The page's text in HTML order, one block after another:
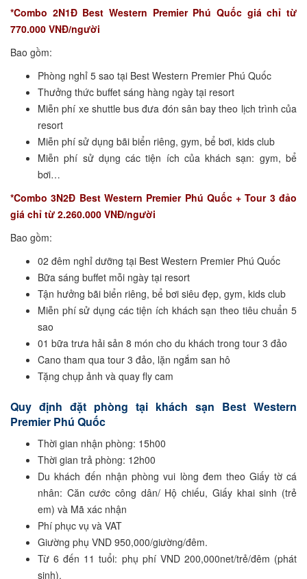
*Combo 2N1Đ Best Western Premier Phú Quốc giá chỉ từ
770.000 VNĐ/người
Bao gồm:
Phòng nghỉ 5 sao tại Best Western Premier Phú Quốc
Thưởng thức buffet sáng hàng ngày tại resort
Miễn phí xe shuttle bus đưa đón sân bay theo lịch trình của
resort
Miễn phí sử dụng bãi biển riêng, gym, bể bơi, kids club
Miễn phí sử dụng các tiện ích của khách sạn: gym, bể
bơi…
*Combo 3N2Đ Best Western Premier Phú Quốc + Tour 3 đảo
giá chỉ từ 2.260.000 VNĐ/người
Bao gồm:
02 đêm nghỉ dưỡng tại Best Western Premier Phú Quốc
Bữa sáng buffet mỗi ngày tại resort
Tận hưởng bãi biển riêng, bể bơi siêu đẹp, gym, kids club
Miễn phí sử dụng các tiện ích khách sạn theo tiêu chuẩn 5
sao
01 bữa trưa hải sản 8 món cho du khách trong tour 3 đảo
Cano tham qua tour 3 đảo, lặn ngắm san hô
Tặng chụp ảnh và quay fly cam
Quy định đặt phòng tại khách sạn Best Western
Premier Phú Quốc
Thời gian nhận phòng: 15h00
Thời gian trả phòng: 12h00
Du khách đến nhận phòng vui lòng đem theo Giấy tờ cá
nhân: Căn cước công dân/ Hộ chiếu, Giấy khai sinh (trẻ
em) và Mã xác nhận
Phí phục vụ và VAT
Giường phụ VND 950,000/giường/đêm.
Từ 6 đến 11 tuổi: phụ phí VND 200,000net/trẻ/đêm (phát
sinh).